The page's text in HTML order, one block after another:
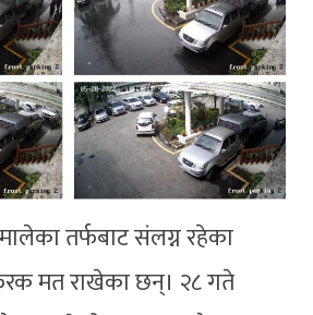
तर्फबाट संलग्न रहेका
मत राखेका छन्। २८ गते